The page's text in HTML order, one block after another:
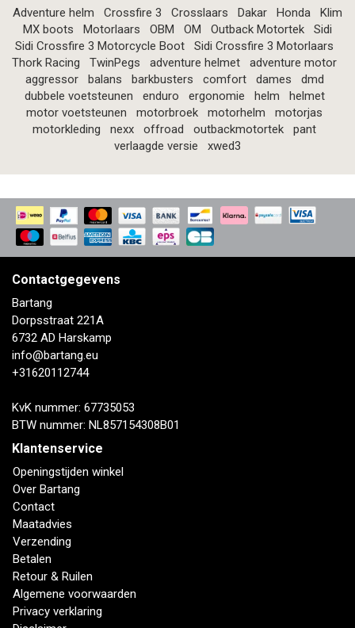
Adventure helm Crossfire 3 Crosslaars Dakar Honda
Klim
MX boots
Motorlaars OBM OM Outback Motortek
Sidi
Sidi Crossfire 3 Motorcycle Boot
Sidi Crossfire 3 Motorlaars
Thork Racing
TwinPegs adventure helmet
adventure motor
aggressor
balans barkbusters comfort dames
dmd
dubbele voetsteunen
enduro ergonomie helm
helmet
motor voetsteunen
motorbroek motorhelm
motorjas
motorkleding
nexx offroad outbackmotortek
pant
verlaagde versie
xwed3
Contactgegevens
Bartang
Dorpsstraat 221A
6732 AD Harskamp
info@bartang.eu
+31620112744
KvK nummer: 67735053
BTW nummer: NL857154308B01
Klantenservice
Openingstijden winkel
Over Bartang
Contact
Maatadvies
Verzending
Betalen
Retour & Ruilen
Algemene voorwaarden
Privacy verklaring